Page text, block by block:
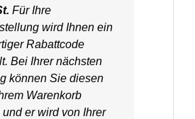
Für Ihre
wird Ihnen ein
Rabattcode
Bei Ihrer nächsten
können Sie diesen
Warenkorb
er wird von Ihrer